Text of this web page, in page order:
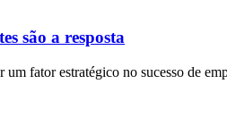
são a resposta
fator estratégico no sucesso de